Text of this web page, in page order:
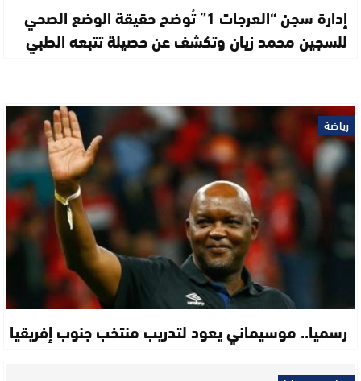
إدارة سجن “العرجات 1” تُوضح حقيقة الوضع الصحي
للسجين محمد زيان وتكشف عن حصيلة تتبعه الطبي
رياضة
رسميا.. موسيماني يعود لتدريب منتخب جنوب إفريقيا